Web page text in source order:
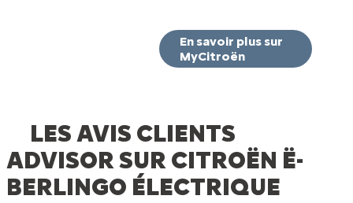
En savoir plus sur
MyCitroën
LES AVIS CLIENTS
ADVISOR SUR CITROËN Ë-
BERLINGO ÉLECTRIQUE